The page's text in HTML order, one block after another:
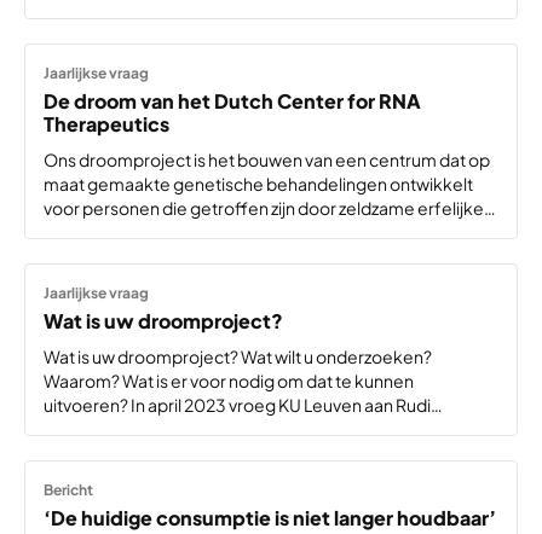
Jaarlijkse vraag
De droom van het Dutch Center for RNA
Therapeutics
Ons droomproject is het bouwen van een centrum dat op
maat gemaakte genetische behandelingen ontwikkelt
voor personen die getroffen zijn door zeldzame erfelijke
Jaarlijkse vraag
Wat is uw droomproject?
Wat is uw droomproject? Wat wilt u onderzoeken?
Waarom? Wat is er voor nodig om dat te kunnen
uitvoeren? In april 2023 vroeg KU Leuven aan Rudi
Bericht
‘De huidige consumptie is niet langer houdbaar’